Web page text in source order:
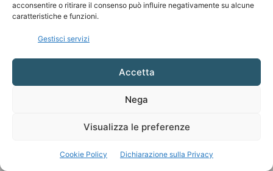
acconsentire o ritirare il consenso può influire negativamente su alcune
caratteristiche e funzioni.
Gestisci servizi
Accetta
Nega
Visualizza le preferenze
Cookie Policy Dichiarazione sulla Privacy